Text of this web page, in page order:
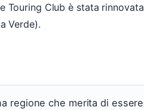
Touring Club è stata
Verde).
regione che merita di